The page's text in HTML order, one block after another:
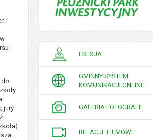
i
do
jury
PORADNIK
INTERESANTA
ESESJA
GMINNY SYSTEM
KOMUNIKACJI ONLINE
GALERIA FOTOGRAFII
RELACJE FILMOWE